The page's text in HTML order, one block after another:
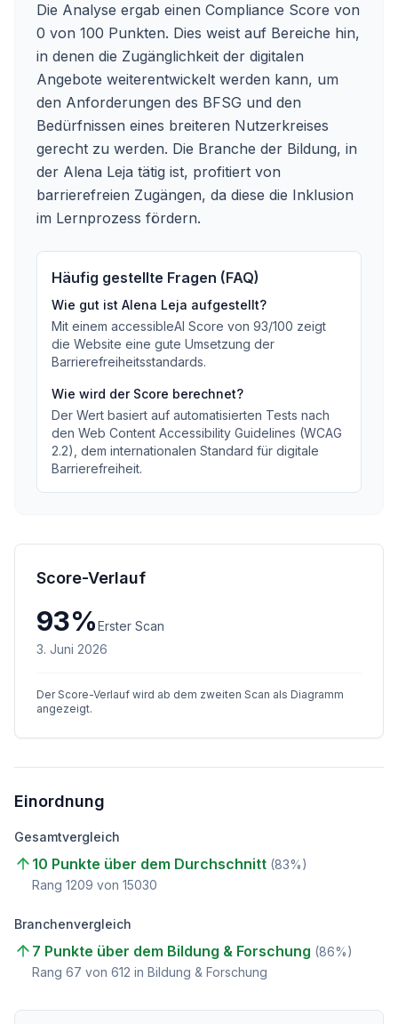
Die Analyse ergab einen Compliance Score von
0 von 100 Punkten. Dies weist auf Bereiche hin,
in denen die Zugänglichkeit der digitalen
Angebote weiterentwickelt werden kann, um
den Anforderungen des BFSG und den
Bedürfnissen eines breiteren Nutzerkreises
gerecht zu werden. Die Branche der Bildung, in
der Alena Leja tätig ist, profitiert von
barrierefreien Zugängen, da diese die Inklusion
im Lernprozess fördern.
Häufig gestellte Fragen (FAQ)
Wie gut ist Alena Leja aufgestellt?
Mit einem accessibleAI Score von 93/100 zeigt
die Website eine gute Umsetzung der
Barrierefreiheitsstandards.
Wie wird der Score berechnet?
Der Wert basiert auf automatisierten Tests nach
den Web Content Accessibility Guidelines (WCAG
2.2), dem internationalen Standard für digitale
Barrierefreiheit.
Score-Verlauf
93%Erster Scan
3. Juni 2026
Der Score-Verlauf wird ab dem zweiten Scan als Diagramm
angezeigt.
Einordnung
Gesamtvergleich
10 Punkte über dem Durchschnitt (83%)
Rang 1209 von 15030
Branchenvergleich
7 Punkte über dem Bildung & Forschung (86%)
Rang 67 von 612 in Bildung & Forschung